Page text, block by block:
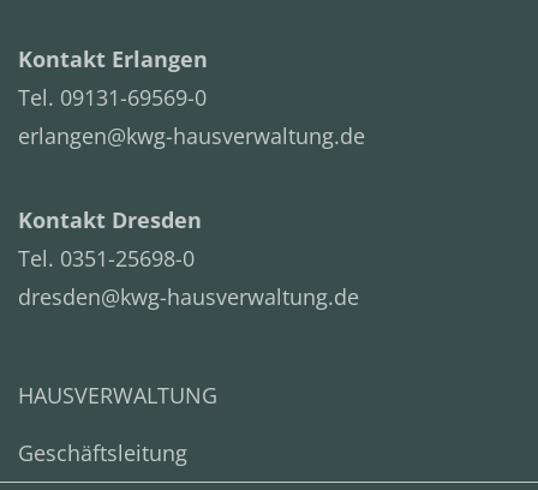
Kontakt Erlangen
Tel. 09131-69569-0
erlangen@kwg-hausverwaltung.de
Kontakt Dresden
Tel. 0351-25698-0
dresden@kwg-hausverwaltung.de
HAUSVERWALTUNG
Geschäftsleitung